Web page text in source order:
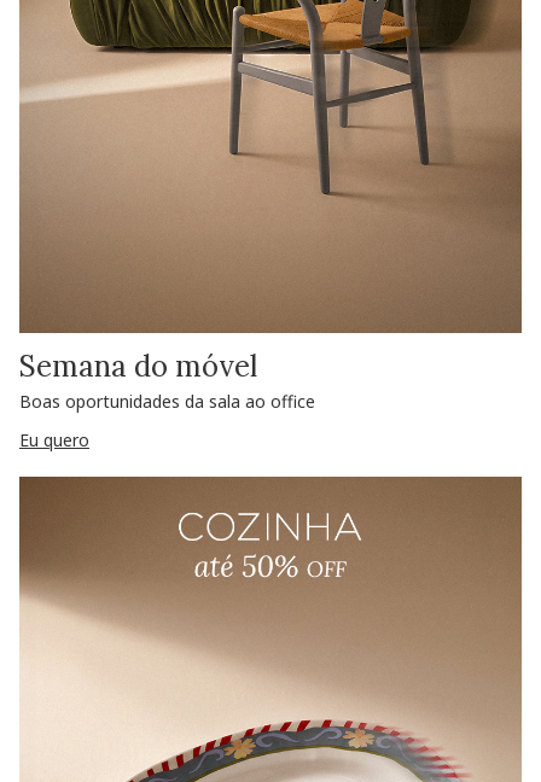
Semana do móvel
Boas oportunidades da sala ao office
Eu quero